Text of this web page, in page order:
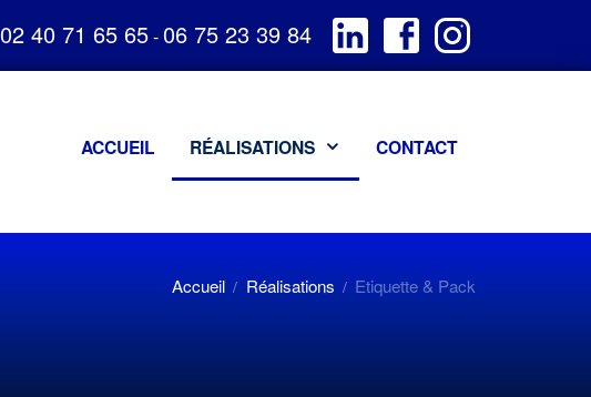
02 40 71 65 65- 06 75 23 39 84
ACCUEIL RÉALISATIONS CONTACT
Accueil / Réalisations / Etiquette & Pack